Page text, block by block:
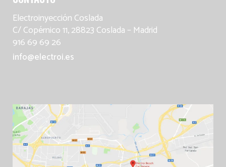
Electroinyección Coslada
C/ Copérnico 11, 28823 Coslada – Madrid
916 69 69 26
info@electroi.es